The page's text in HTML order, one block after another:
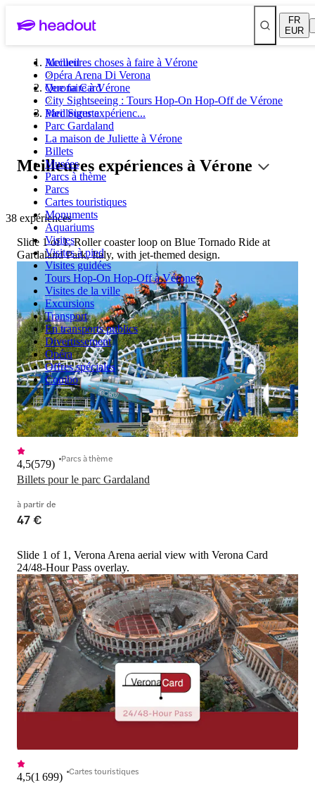
FR
EUR
Meilleures choses à faire à Vérone
Opéra Arena Di Verona
Verona Card
City Sightseeing : Tours Hop-On Hop-Off de Vérone
Parc Sigurta
Parc Gardaland
La maison de Juliette à Vérone
Billets
Musées
Parcs à thème
Parcs
Cartes touristiques
Monuments
Aquariums
Visites
Visites à pied
Visites guidées
Tours Hop-On Hop-Off à Vérone
Visites de la ville
Excursions
Transport
En transports publics
Divertissement
Opéra
Offres spéciales
Combo
Accueil
Que faire à Vérone
Meilleures expérienc...
Meilleures expériences à Vérone
38 expériences
Slide 1 of 1, Roller coaster loop on Blue Tornado Ride at
Gardaland Park, Italy, with jet-themed design.
Billets pour le parc Gardaland
4,5(579) Parcs à thème
à partir de
47 €
Slide 1 of 1, Verona Arena aerial view with Verona Card
24/48-Hour Pass overlay.
4,5(1 699) Cartes touristiques